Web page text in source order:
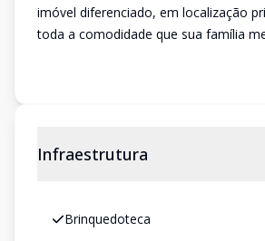
imóvel diferenciado, em localização
toda a comodidade que sua família
Infraestrutura
Brinquedoteca